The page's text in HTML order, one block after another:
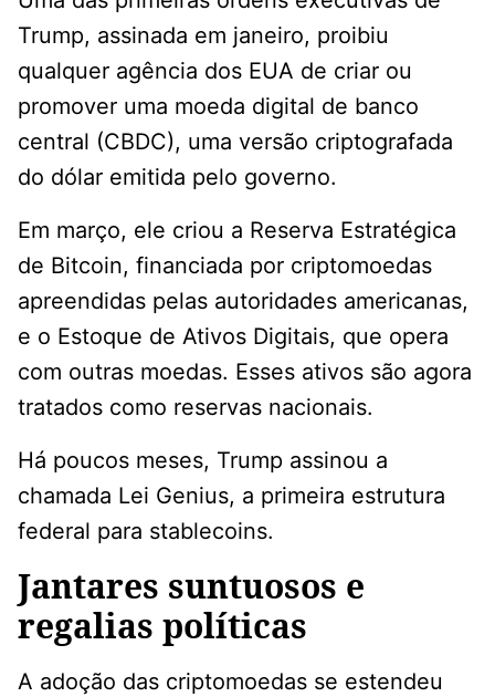
Trump, assinada em janeiro, proibiu
qualquer agência dos EUA de criar ou
promover uma moeda digital de banco
central (CBDC), uma versão criptografada
do dólar emitida pelo governo.
Em março, ele criou a Reserva Estratégica
de Bitcoin, financiada por criptomoedas
apreendidas pelas autoridades americanas,
e o Estoque de Ativos Digitais, que opera
com outras moedas. Esses ativos são agora
tratados como reservas nacionais.
Há poucos meses, Trump assinou a
chamada Lei Genius, a primeira estrutura
federal para stablecoins.
Jantares suntuosos e
regalias políticas
A adoção das criptomoedas se estendeu